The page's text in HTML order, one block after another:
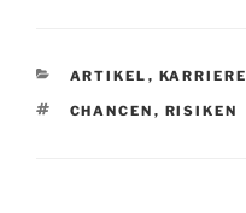
KATEGORIEN
ARTIKEL , KARRIERE
SCHLAGWÖRTER
CHANCEN , RISIKEN